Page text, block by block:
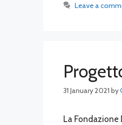
Leave a
31 January 2021 by
La Fondazione